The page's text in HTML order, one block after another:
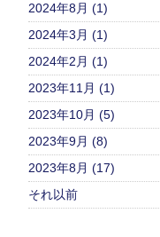
2024年8月 (1)
2024年3月 (1)
2024年2月 (1)
2023年11月 (1)
2023年10月 (5)
2023年9月 (8)
2023年8月 (17)
それ以前